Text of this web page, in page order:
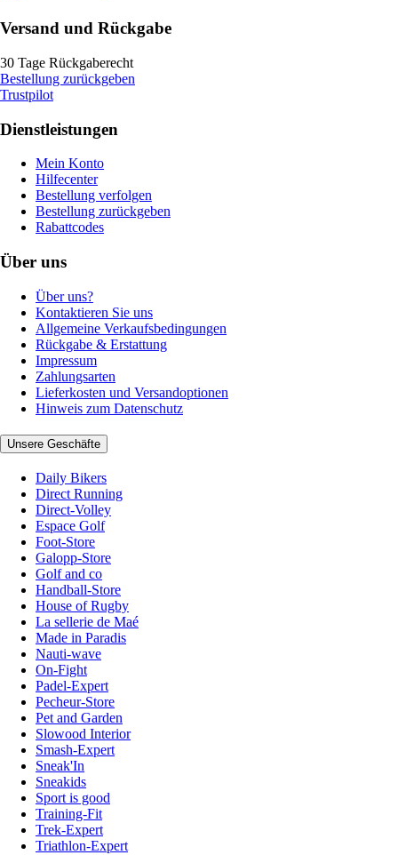
Versand und Rückgabe
30 Tage Rückgaberecht
Bestellung zurückgeben
Trustpilot
Dienstleistungen
Mein Konto
Hilfecenter
Bestellung verfolgen
Bestellung zurückgeben
Rabattcodes
Über uns
Über uns?
Kontaktieren Sie uns
Allgemeine Verkaufsbedingungen
Rückgabe & Erstattung
Impressum
Zahlungsarten
Lieferkosten und Versandoptionen
Hinweis zum Datenschutz
Unsere Geschäfte
Daily Bikers
Direct Running
Direct-Volley
Espace Golf
Foot-Store
Galopp-Store
Golf and co
Handball-Store
House of Rugby
La sellerie de Maé
Made in Paradis
Nauti-wave
On-Fight
Padel-Expert
Pecheur-Store
Pet and Garden
Slowood Interior
Smash-Expert
Sneak'In
Sneakids
Sport is good
Training-Fit
Trek-Expert
Triathlon-Expert